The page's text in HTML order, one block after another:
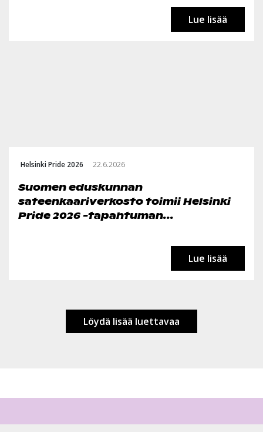
Lue lisää
Helsinki Pride 2026 22.6.2026
Suomen eduskunnan
sateenkaariverkosto toimii Helsinki
Pride 2026 -tapahtuman...
Lue lisää
Löydä lisää luettavaa